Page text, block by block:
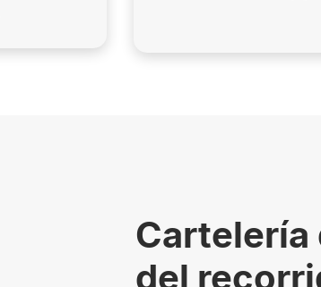
del